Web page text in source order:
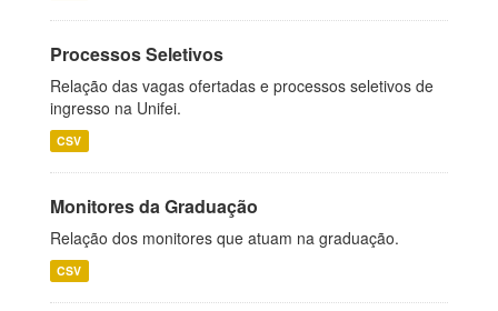
Processos Seletivos
Relação das vagas ofertadas e processos seletivos de
ingresso na Unifei.
CSV
Monitores da Graduação
Relação dos monitores que atuam na graduação.
CSV